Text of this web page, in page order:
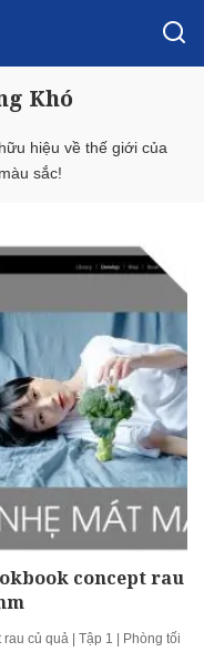
Khó
hiệu về thế giới của
sắc!
concept rau
củ quả | Tập 1 | Phòng tối